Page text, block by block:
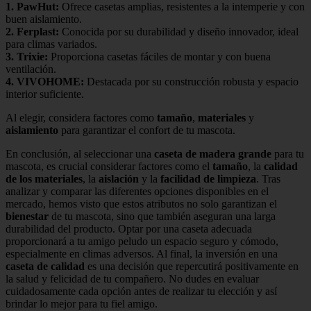
1. PawHut: Ofrece casetas amplias, resistentes a la intemperie y con
buen aislamiento.
2. Ferplast: Conocida por su durabilidad y diseño innovador, ideal
para climas variados.
3. Trixie: Proporciona casetas fáciles de montar y con buena
ventilación.
4. VIVOHOME: Destacada por su construcción robusta y espacio
interior suficiente.
Al elegir, considera factores como tamaño, materiales y
aislamiento para garantizar el confort de tu mascota.
En conclusión, al seleccionar una caseta de madera grande para tu
mascota, es crucial considerar factores como el tamaño, la calidad
de los materiales, la aislación y la facilidad de limpieza. Tras
analizar y comparar las diferentes opciones disponibles en el
mercado, hemos visto que estos atributos no solo garantizan el
bienestar de tu mascota, sino que también aseguran una larga
durabilidad del producto. Optar por una caseta adecuada
proporcionará a tu amigo peludo un espacio seguro y cómodo,
especialmente en climas adversos. Al final, la inversión en una
caseta de calidad es una decisión que repercutirá positivamente en
la salud y felicidad de tu compañero. No dudes en evaluar
cuidadosamente cada opción antes de realizar tu elección y así
brindar lo mejor para tu fiel amigo.